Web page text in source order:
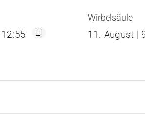
12:55
Wirbelsäule
11. August |